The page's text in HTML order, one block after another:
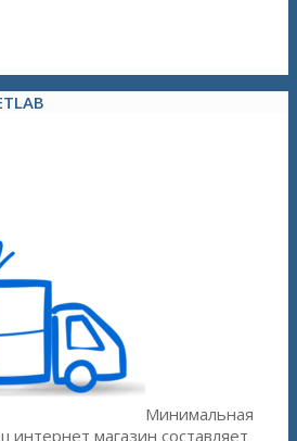
Минимальная
интернет магазин составляет